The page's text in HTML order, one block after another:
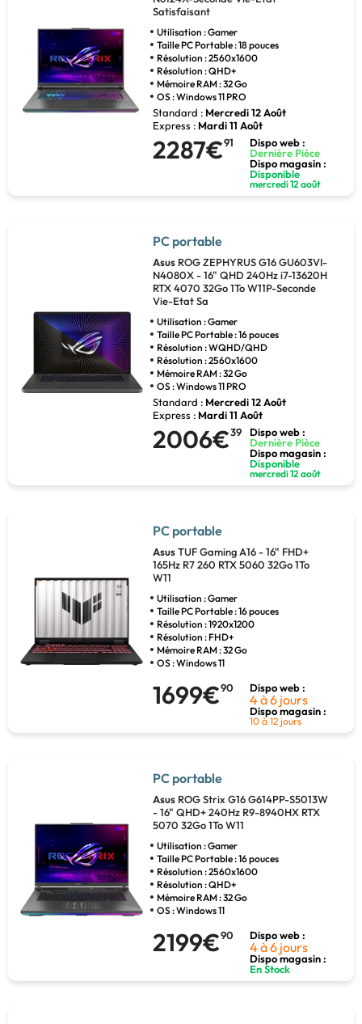
Satisfaisant
Utilisation : Gamer
Taille PC Portable : 18 pouces
Résolution : 2560x1600
Résolution : QHD+
Mémoire RAM : 32 Go
OS : Windows 11 PRO
Standard : Mercredi 12 Août
Express : Mardi 11 Août
2287€91
Dispo web :
Dernière Pièce
Dispo magasin :
Disponible
mercredi 12 août
PC portable
Asus ROG ZEPHYRUS G16 GU603VI-
N4080X - 16" QHD 240Hz i7-13620H
RTX 4070 32Go 1To W11P-Seconde
Vie-Etat Sa
Utilisation : Gamer
Taille PC Portable : 16 pouces
Résolution : WQHD/QHD
Résolution : 2560x1600
Mémoire RAM : 32 Go
OS : Windows 11 PRO
Standard : Mercredi 12 Août
Express : Mardi 11 Août
2006€39
Dispo web :
Dernière Pièce
Dispo magasin :
Disponible
mercredi 12 août
PC portable
AsusTUF Gaming A16 - 16" FHD+
165Hz R7 260 RTX 5060 32Go 1To
W11
Utilisation : Gamer
Taille PC Portable : 16 pouces
Résolution : 1920x1200
Résolution : FHD+
Mémoire RAM : 32 Go
OS : Windows 11
1699€90 Dispo web :
4 à 6 jours
Dispo magasin :
10 à 12 jours
PC portable
Asus ROG Strix G16 G614PP-S5013W
- 16" QHD+ 240Hz R9-8940HX RTX
5070 32Go 1To W11
Utilisation : Gamer
Taille PC Portable : 16 pouces
Résolution : 2560x1600
Résolution : QHD+
Mémoire RAM : 32 Go
OS : Windows 11
2199€90 Dispo web :
4 à 6 jours
Dispo magasin :
En Stock